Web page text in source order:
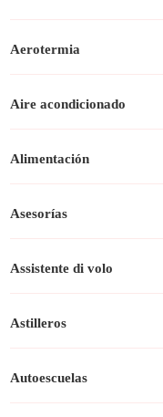
Aerotermia
Aire acondicionado
Alimentación
Asesorías
Assistente di volo
Astilleros
Autoescuelas